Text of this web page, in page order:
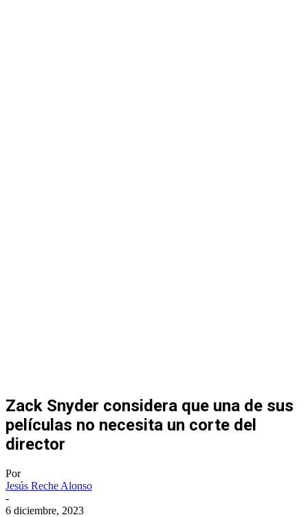
Zack Snyder considera que una de sus
películas no necesita un corte del
director
Por
Jesús Reche Alonso
-
6 diciembre, 2023